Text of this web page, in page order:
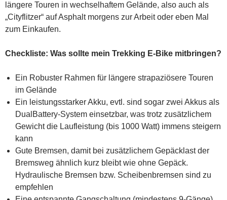
längere Touren in wechselhaftem Gelände, also auch als
„Cityflitzer“ auf Asphalt morgens zur Arbeit oder eben Mal
zum Einkaufen.
Checkliste: Was sollte mein Trekking E-Bike mitbringen?
Ein Robuster Rahmen für längere strapaziösere Touren
im Gelände
Ein leistungsstarker Akku, evtl. sind sogar zwei Akkus als
DualBattery-System einsetzbar, was trotz zusätzlichem
Gewicht die Laufleistung (bis 1000 Watt) immens steigern
kann
Gute Bremsen, damit bei zusätzlichem Gepäcklast der
Bremsweg ähnlich kurz bleibt wie ohne Gepäck.
Hydraulische Bremsen bzw. Scheibenbremsen sind zu
empfehlen